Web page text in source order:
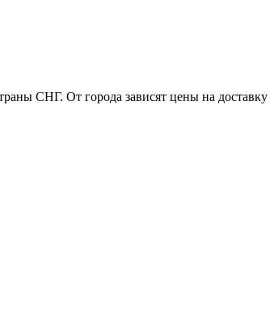
СНГ. От города зависят цены на